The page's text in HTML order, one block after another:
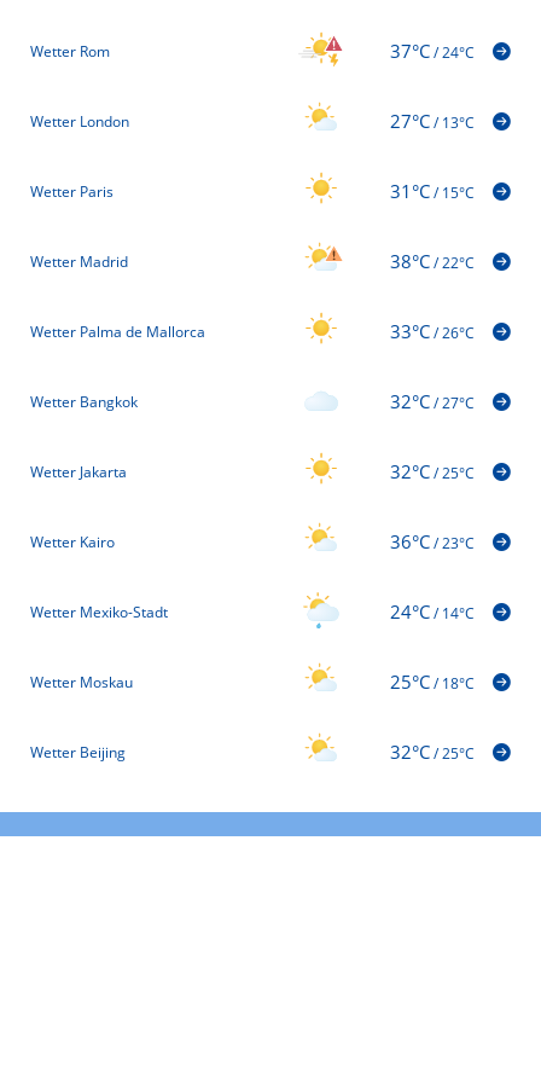
Wetter Rom 37°C/24°C
Wetter London 27°C/13°C
Wetter Paris 31°C/15°C
Wetter Madrid 38°C/22°C
Wetter Palma de Mallorca 33°C/26°C
Wetter Bangkok 32°C/27°C
Wetter Jakarta 32°C/25°C
Wetter Kairo 36°C/23°C
Wetter Mexiko-Stadt 24°C/14°C
Wetter Moskau 25°C/18°C
Wetter Beijing 32°C/25°C